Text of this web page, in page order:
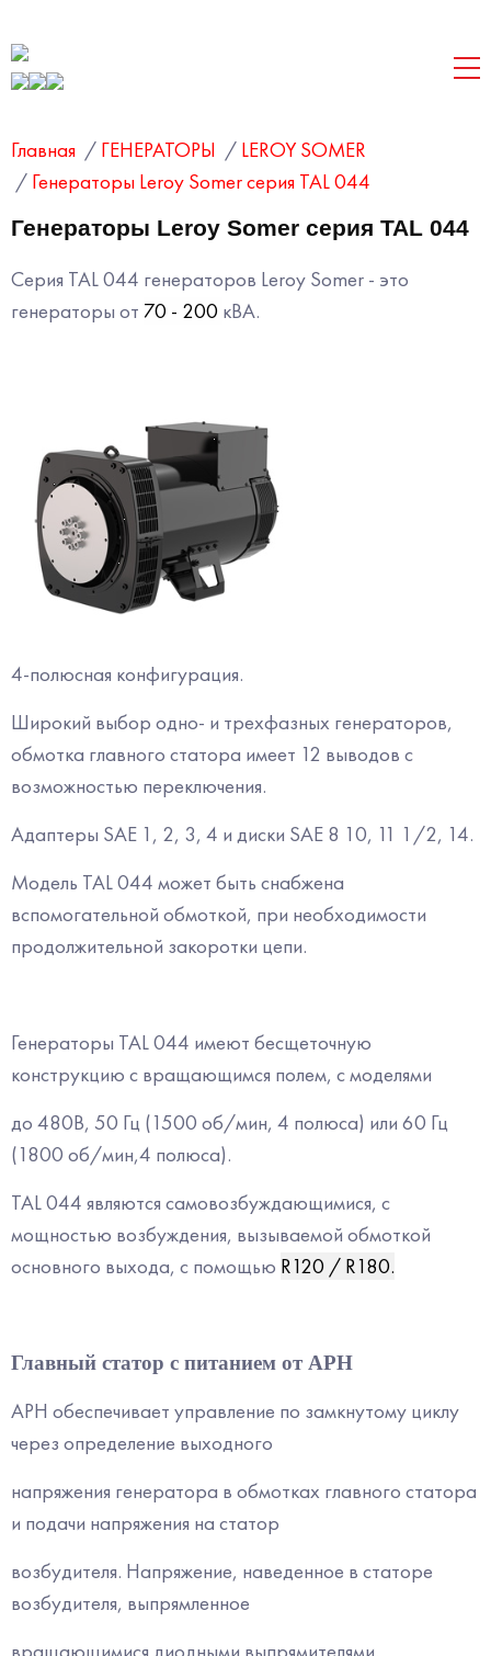
Главная / ГЕНЕРАТОРЫ / LEROY SOMER
/ Генераторы Leroy Somer серия TAL 044
Генераторы Leroy Somer серия TAL 044
Серия TAL 044 генераторов Leroy Somer - это
генераторы от 70 - 200 кВА.
4-полюсная конфигурация.
Широкий выбор одно- и трехфазных генераторов,
обмотка главного статора имеет 12 выводов с
возможностью переключения.
Адаптеры SAE 1, 2, 3, 4 и диски SAE 8 10, 11 1/2, 14.
Модель TAL 044 может быть снабжена
вспомогательной обмоткой, при необходимости
продолжительной закоротки цепи.
Генераторы TAL 044 имеют бесщеточную
конструкцию с вращающимся полем, с моделями
до 480В, 50 Гц (1500 об/мин, 4 полюса) или 60 Гц
(1800 об/мин,4 полюса).
TAL 044 являются самовозбуждающимися, с
мощностью возбуждения, вызываемой обмоткой
основного выхода, с помощью R120 / R180.
Главный статор с питанием от АРН
АРН обеспечивает управление по замкнутому циклу
через определение выходного
напряжения генератора в обмотках главного статора
и подачи напряжения на статор
возбудителя. Напряжение, наведенное в статоре
возбудителя, выпрямленное